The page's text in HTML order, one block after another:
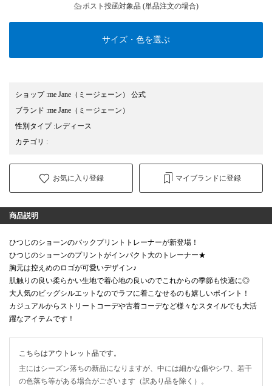
ポスト投函対象品 (単品注文の場合)
サイズ・色を選ぶ
ショップ:me Jane（ミージェーン） 公式
ブランド :me Jane （ミージェーン）
性別タイプ:レディース
カテゴリ :
お気に入り登録 マイブランドに登録
商品説明
ひつじのショーンのバックプリントトレーナーが新登場！
ひつじのショーンのプリントがインパクト大のトレーナー★
胸元は控えめのロゴが可愛いデザイン♪
肌触りの良い柔らかい生地で着心地の良いのでこれからの季節も快適に◎
大人気のビッグシルエットなのでラフに着こなせるのも嬉しいポイント！
カジュアルからストリートコーデや古着コーデなど様々なスタイルでも大活
躍なアイテムです！
こちらはアウトレット品です。
主にはシーズン落ちの新品になりますが、中には細かな傷やシワ、若干
の色落ち等がある場合がございます（訳あり品を除く）。